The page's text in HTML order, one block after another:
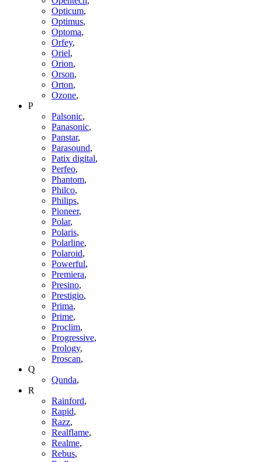
Opticum,
Optimus,
Optoma,
Orfey,
Oriel,
Orion,
Orson,
Orton,
Ozone,
P
Palsonic,
Panasonic,
Panstar,
Parasound,
Patix digital,
Perfeo,
Phantom,
Philco,
Philips,
Pioneer,
Polar,
Polaris,
Polarline,
Polaroid,
Powerful,
Premiera,
Presino,
Prestigio,
Prima,
Prime,
Proclim,
Progressive,
Prology,
Proscan,
Q
Qunda,
R
Rainford,
Rapid,
Razz,
Realflame,
Realme,
Rebus,